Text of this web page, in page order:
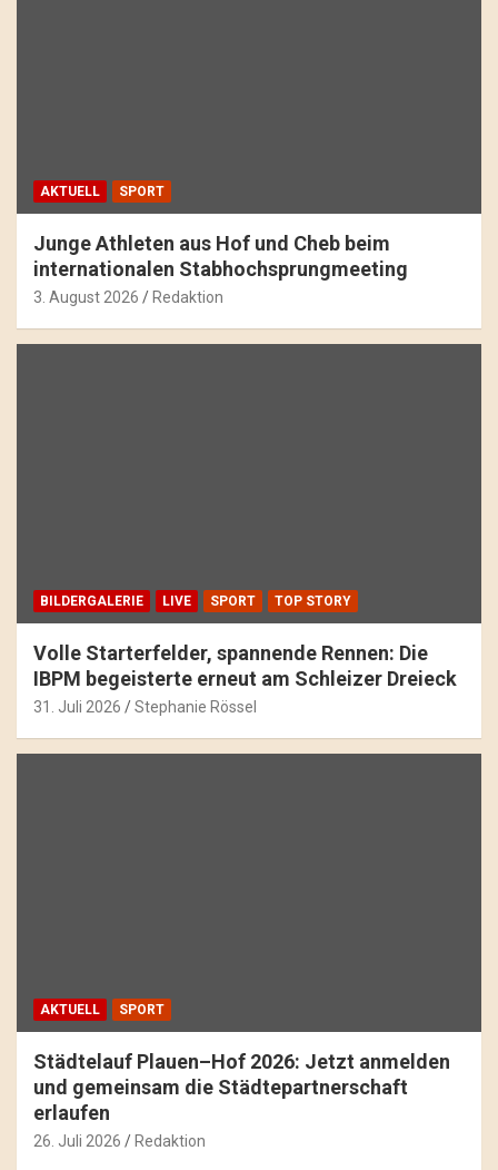
AKTUELL SPORT
Junge Athleten aus Hof und Cheb beim
internationalen Stabhochsprungmeeting
3. August 2026 Redaktion
BILDERGALERIE LIVE SPORT TOP STORY
Volle Starterfelder, spannende Rennen: Die
IBPM begeisterte erneut am Schleizer Dreieck
31. Juli 2026 Stephanie Rössel
AKTUELL SPORT
Städtelauf Plauen–Hof 2026: Jetzt anmelden
und gemeinsam die Städtepartnerschaft
erlaufen
26. Juli 2026 Redaktion